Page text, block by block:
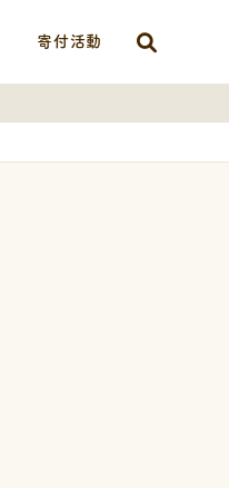
寄付活動